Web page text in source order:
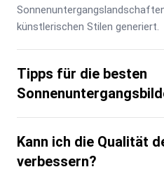
künstlerischen Stilen generiert.
Tipps für die besten
Kann ich die Qualität
verbessern?